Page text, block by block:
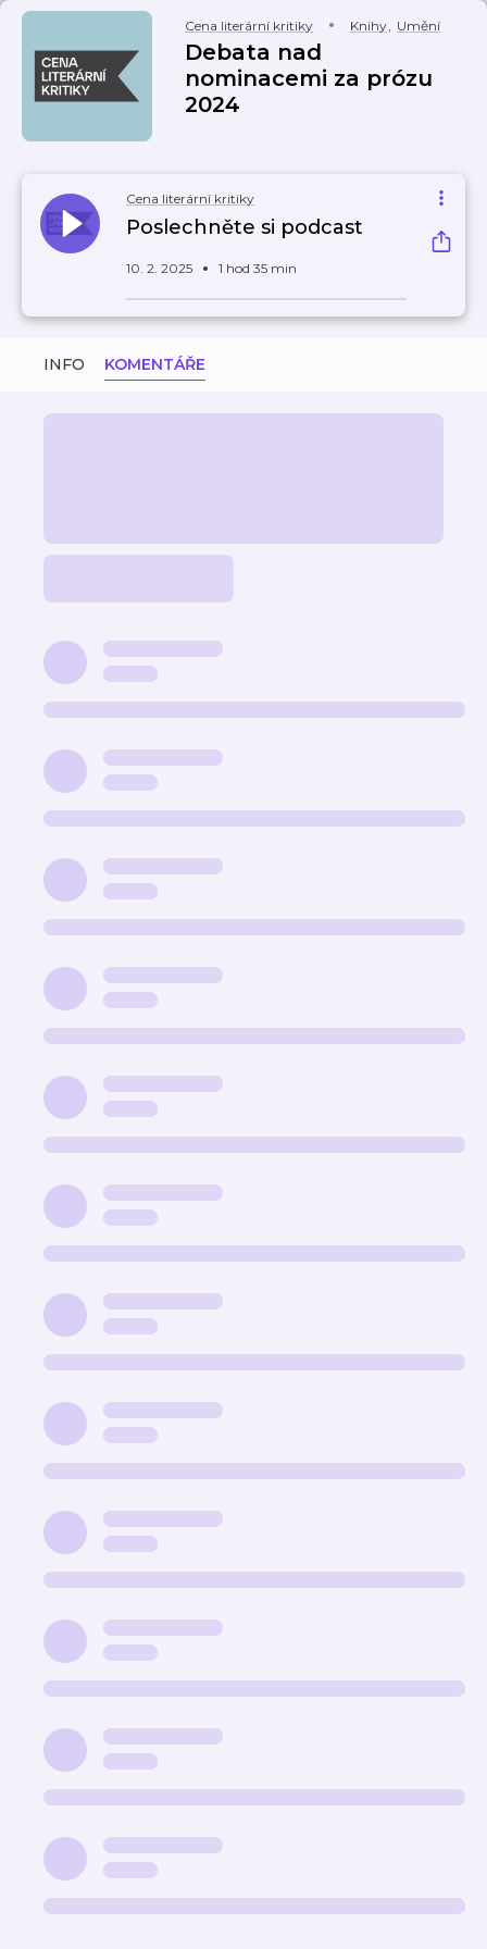
Cena literární kritiky Knihy, Umění
Debata nad
nominacemi za prózu
2024
Cena literární kritiky
Poslechněte si podcast
10. 2. 2025 1 hod 35 min
INFO KOMENTÁŘE